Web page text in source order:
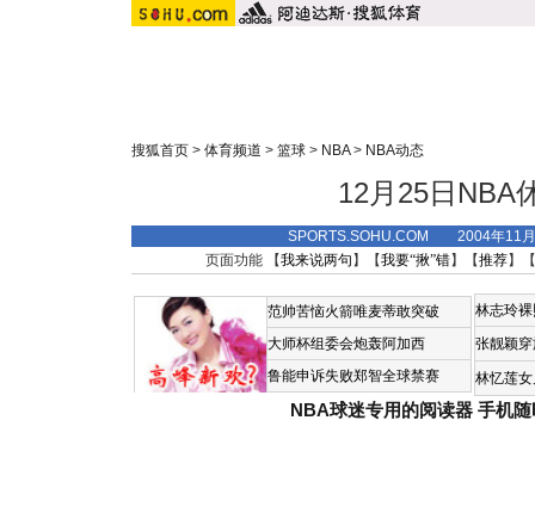
搜狐首页 > 体育频道 > 篮球 > NBA> NBA动态
12月25日NBA
SPORTS.SOHU.COM 2004年11
页面功能 【我来说两句 】【我要“揪”错】【推荐】
范帅苦恼火箭唯麦蒂敢突破
大师杯组委会炮轰阿加西
鲁能申诉失败郑智全球禁赛
林志玲
张靓颖
林忆莲
NBA球迷专用的阅读器 手机